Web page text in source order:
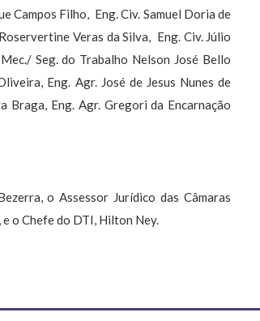
Campos Filho, Eng. Civ. Samuel Doria de
Veras da Silva, Eng. Civ. Júlio
Seg. do Trabalho Nelson José Bello
Eng. Agr. José de Jesus Nunes de
Braga, Eng. Agr. Gregori da Encarnação
o Assessor Jurídico das Câmaras
o Chefe do DTI, Hilton Ney.